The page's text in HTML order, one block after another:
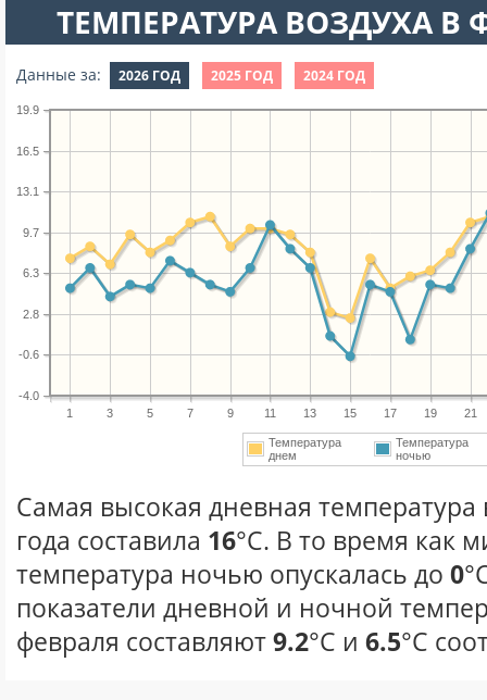
ТЕМПЕРАТУРА ВОЗДУХА В
Данные за: 2026 ГОД 2025 ГОД 2024 ГОД
1 3 5 7 9 11 13 15 17 19 21
-4.0
-0.6
2.8
6.3
9.7
13.1
16.5
19.9
Температура
днем
Температура
ночью
Самая высокая дневная температура
года составила 16°С. В то время как
температура ночью опускалась до 0
показатели дневной и ночной
февраля составляют9.2°С и 6.5°С